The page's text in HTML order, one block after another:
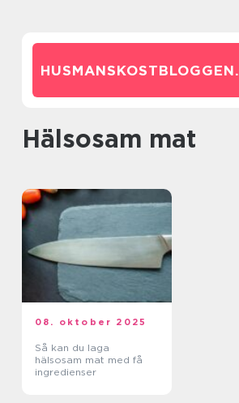
HUSMANSKOSTBLOGGEN.
Hälsosam mat
08. oktober 2025
Så kan du laga
hälsosam mat med få
ingredienser